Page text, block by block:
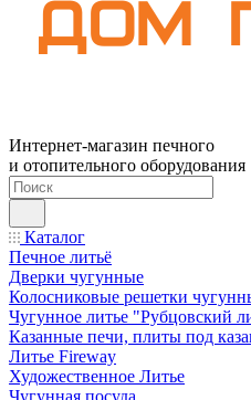
Интернет-магазин печного
и отопительного оборудования
Каталог
Печное литьё
Дверки чугунные
Колосниковые решетки
Чугунное литье "Рубцовский
Казанные печи, плиты под
Литье Fireway
Художественное Литье
Чугунная посуда